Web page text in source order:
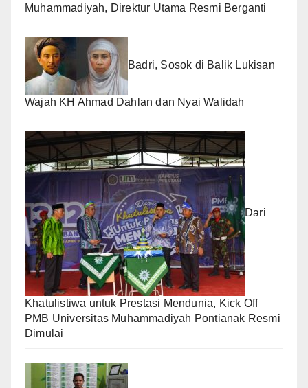
Muhammadiyah, Direktur Utama Resmi Berganti
Badri, Sosok di Balik Lukisan
Wajah KH Ahmad Dahlan dan Nyai Walidah
Dari
Khatulistiwa untuk Prestasi Mendunia, Kick Off
PMB Universitas Muhammadiyah Pontianak Resmi
Dimulai